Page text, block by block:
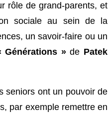
rôle de grand-parents, et
sociale au sein de la
un savoir-faire ou un
Générations »de Patek
seniors ont un pouvoir de
par exemple remettre en